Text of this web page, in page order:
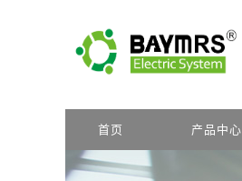
首页 产品中心